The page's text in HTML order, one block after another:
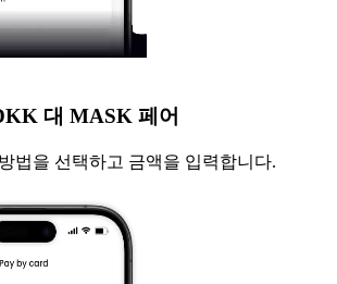
대 MASK 페어
법을 선택하고 금액을 입력합니다.